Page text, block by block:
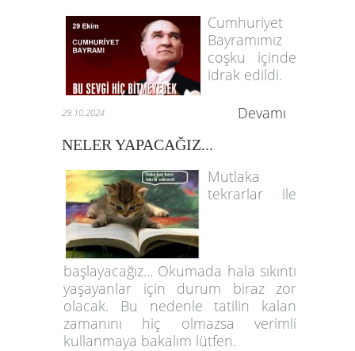
Cumhuriyet
Bayramımız
coşku içinde
idrak edildi.
29.10.2024 Devamı
NELER YAPACAĞIZ...
Mutlaka
tekrarlar ile
başlayacağız... Okumada hala sıkıntı
yaşayanlar için durum biraz zor
olacak. Bu nedenle tatilin kalan
zamanını hiç olmazsa verimli
kullanmaya bakalım lütfen.